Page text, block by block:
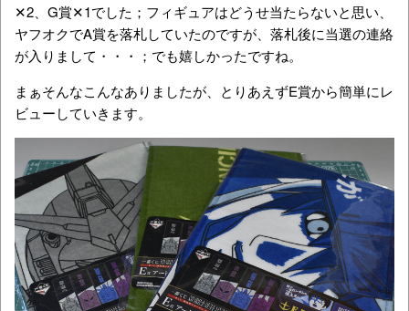
✕2、G賞✕1でした；フィギュアはどうせ当たらないと思い、
ヤフオクでA賞を落札していたのですが、落札後に当選の連絡
が入りまして・・・；でも嬉しかったですね。
まぁそんなこんなありましたが、とりあえずE賞から簡単にレ
ビューしていきます。